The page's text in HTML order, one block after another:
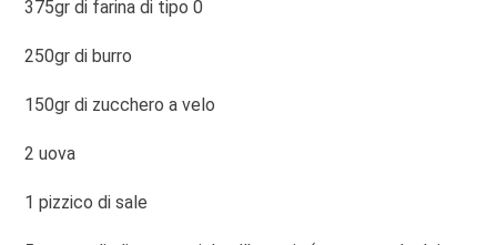
375gr di farina di tipo 0
250gr di burro
150gr di zucchero a velo
2 uova
1 pizzico di sale